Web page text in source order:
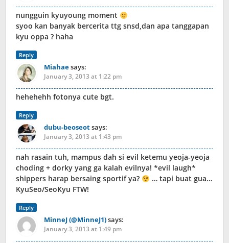
nungguin kyuyoung moment
syoo kan banyak bercerita ttg snsd,dan apa tanggapan
kyu oppa ? haha
Reply
Miahaesays:
January 3, 2013 at 1:22 pm
hehehehh fotonya cute bgt.
Reply
dubu-beoseotsays:
January 3, 2013 at 1:43 pm
nah rasain tuh, mampus dah si evil ketemu yeoja-yeoja
choding + dorky yang ga kalah evilnya! *evil laugh*
shippers harap bersaing sportif ya?
… tapi buat gua…
KyuSeo/SeoKyu FTW!
Reply
MinneJ (@MinneJ1)says:
January 3, 2013 at 1:49 pm